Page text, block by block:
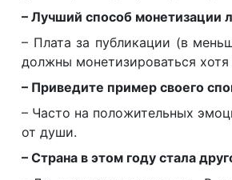
– Лучший способ монетизации
– Плата за публикации (в
должны монетизироваться
– Приведите пример своего
– Часто на положительных
от души.
– Страна в этом году стала